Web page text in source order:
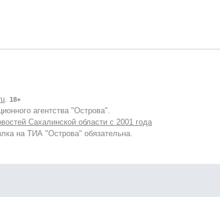
18+
агентства "Острова".
Сахалинской области с 2001 года
на ТИА "Острова" обязательна.